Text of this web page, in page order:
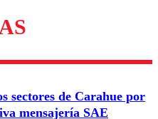
para garantizar un
sectores de Carahue por
mensajería SAE